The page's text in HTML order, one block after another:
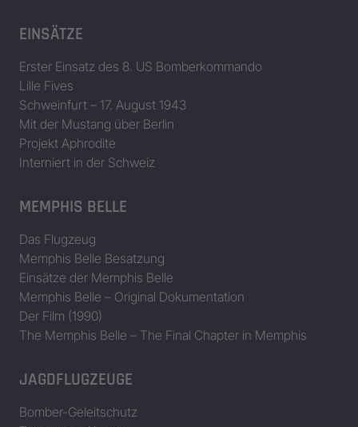
EINSÄTZE
Erster Einsatz des 8. US Bomberkommando
Lille Fives
Schweinfurt – 17. August 1943
Mit der Mustang über Berlin
Projekt Aphrodite
Interniert in der Schweiz
MEMPHIS BELLE
Das Flugzeug
Memphis Belle Besatzung
Einsätze der Memphis Belle
Memphis Belle – Original Dokumentation
Der Film (1990)
The Memphis Belle – The Final Chapter in Memphis
JAGDFLUGZEUGE
Bomber-Geleitschutz